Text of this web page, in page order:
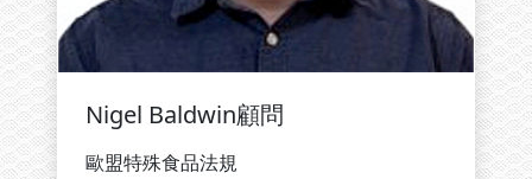
Nigel Baldwin顧問
歐盟特殊食品法規